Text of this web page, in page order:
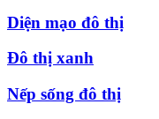
Diện mạo đô thị
Đô thị xanh
Nếp sống đô thị